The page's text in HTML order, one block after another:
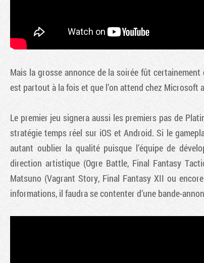
Mais la grosse annonce de la soirée fût
est partout à la fois et que l’on attend chez Microsoft
Le premier jeu signera aussi les premiers pas de
stratégie temps réel sur iOS et Android. Si le
autant oublier la qualité puisque l’équipe de
direction artistique (Ogre Battle, Final Fantasy
Matsuno (Vagrant Story, Final Fantasy XII ou
informations, il faudra se contenter d’une bande-